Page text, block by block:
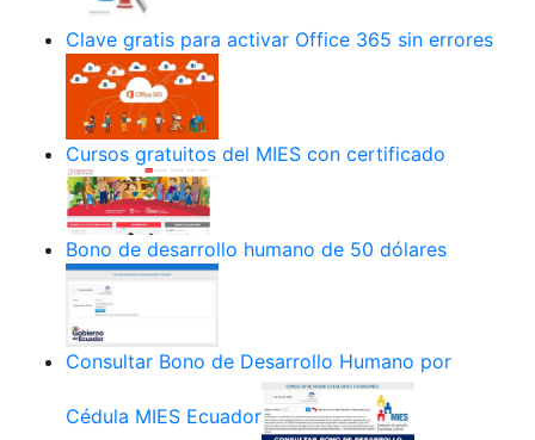
Clave gratis para activar Office 365 sin errores
Cursos gratuitos del MIES con certificado
Bono de desarrollo humano de 50 dólares
Consultar Bono de Desarrollo Humano por
Cédula MIES Ecuador